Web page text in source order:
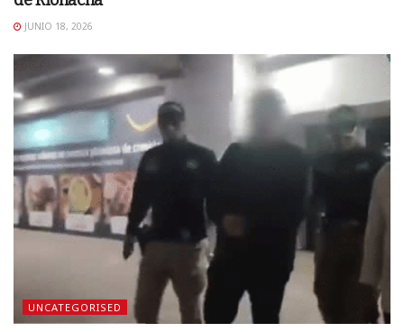
JUNIO 18, 2026
UNCATEGORISED